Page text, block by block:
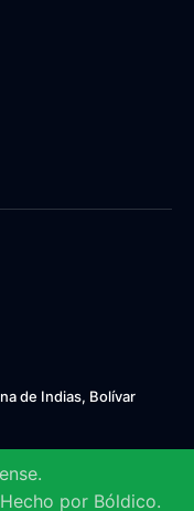
de Indias, Bolívar
Hecho por Bóldico.